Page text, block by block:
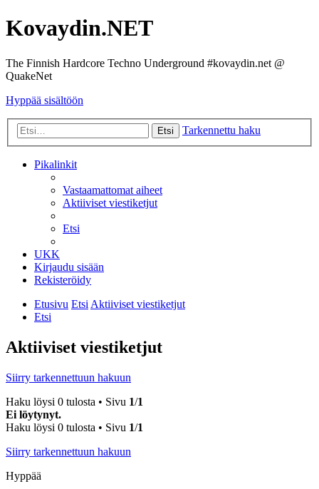
Kovaydin.NET
The Finnish Hardcore Techno Underground #kovaydin.net @
QuakeNet
Hyppää sisältöön
Etsi Tarkennettu haku
Pikalinkit
Vastaamattomat aiheet
Aktiiviset viestiketjut
Etsi
UKK
Kirjaudu sisään
Rekisteröidy
Etusivu EtsiAktiiviset viestiketjut
Etsi
Aktiiviset viestiketjut
Siirry tarkennettuun hakuun
Haku löysi 0 tulosta • Sivu 1/1
Ei löytynyt.
Haku löysi 0 tulosta • Sivu 1/1
Siirry tarkennettuun hakuun
Hyppää